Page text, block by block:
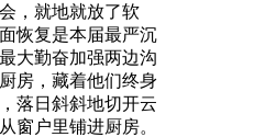
，就地就放了软
恢复是本届最严沉
大勤奋加强两边沟
房，藏着他们终身
落日斜斜地切开云
窗户里铺进厨房。